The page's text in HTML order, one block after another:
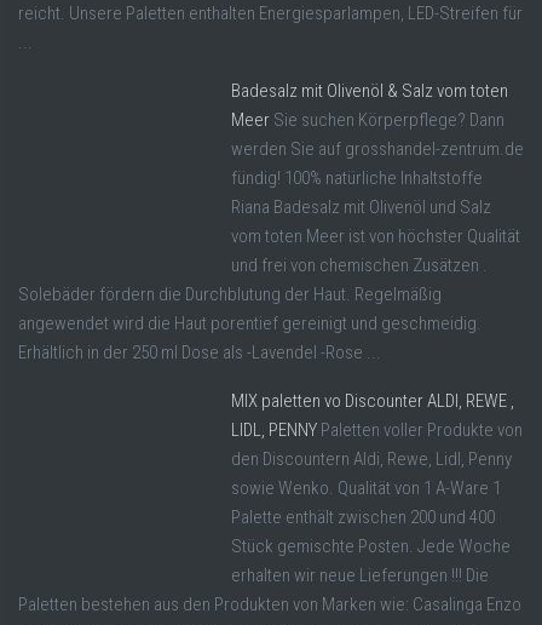
reicht. Unsere Paletten enthalten Energiesparlampen, LED-Streifen für
...
Badesalz mit Olivenöl & Salz vom toten
Meer Sie suchen Körperpflege? Dann
werden Sie auf grosshandel-zentrum.de
fündig! 100% natürliche Inhaltstoffe
Riana Badesalz mit Olivenöl und Salz
vom toten Meer ist von höchster Qualität
und frei von chemischen Zusätzen .
Solebäder fördern die Durchblutung der Haut. Regelmäßig
angewendet wird die Haut porentief gereinigt und geschmeidig.
Erhältlich in der 250 ml Dose als -Lavendel -Rose ...
MIX paletten vo Discounter ALDI, REWE ,
LIDL, PENNY Paletten voller Produkte von
den Discountern Aldi, Rewe, Lidl, Penny
sowie Wenko. Qualität von 1 A-Ware 1
Palette enthält zwischen 200 und 400
Stück gemischte Posten. Jede Woche
erhalten wir neue Lieferungen !!! Die
Paletten bestehen aus den Produkten von Marken wie: Casalinga Enzo